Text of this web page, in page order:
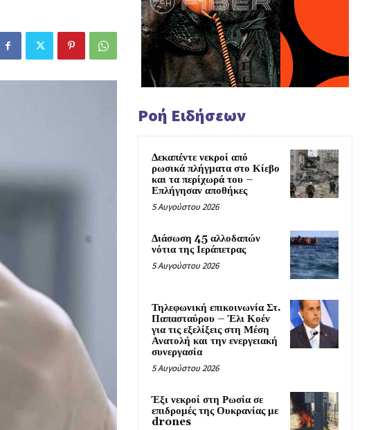
Ροή Ειδήσεων
Δεκαπέντε νεκροί από
ρωσικά πλήγματα στο Κίεβο
και τα περίχωρά του –
Επλήγησαν αποθήκες
5 Αυγούστου 2026
Διάσωση 45 αλλοδαπών
νότια της Ιεράπετρας
5 Αυγούστου 2026
Τηλεφωνική επικοινωνία Στ.
Παπασταύρου – Έλι Κοέν
για τις εξελίξεις στη Μέση
Ανατολή και την ενεργειακή
συνεργασία
5 Αυγούστου 2026
Έξι νεκροί στη Ρωσία σε
επιδρομές της Ουκρανίας με
drones